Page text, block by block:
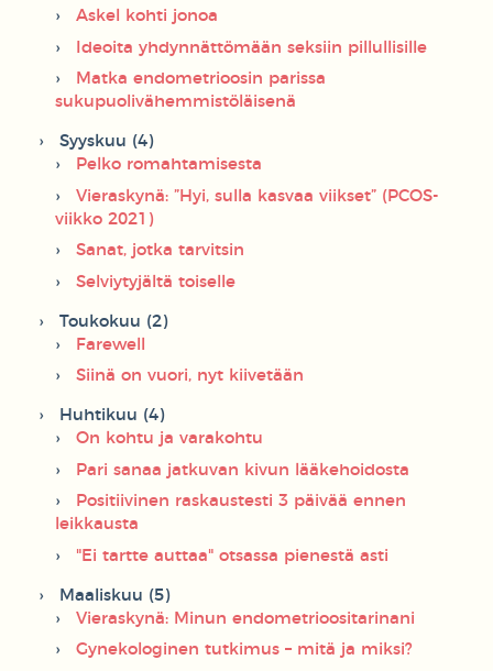
Askel kohti jonoa
Ideoita yhdynnättömään seksiin pillullisille
Matka endometrioosin parissa
sukupuolivähemmistöläisenä
Syyskuu (4)
Pelko romahtamisesta
Vieraskynä: ”Hyi, sulla kasvaa viikset” (PCOS-
viikko 2021)
Sanat, jotka tarvitsin
Selviytyjältä toiselle
Toukokuu (2)
Farewell
Siinä on vuori, nyt kiivetään
Huhtikuu (4)
On kohtu ja varakohtu
Pari sanaa jatkuvan kivun lääkehoidosta
Positiivinen raskaustesti 3 päivää ennen
leikkausta
"Ei tartte auttaa" otsassa pienestä asti
Maaliskuu (5)
Vieraskynä: Minun endometrioositarinani
Gynekologinen tutkimus – mitä ja miksi?